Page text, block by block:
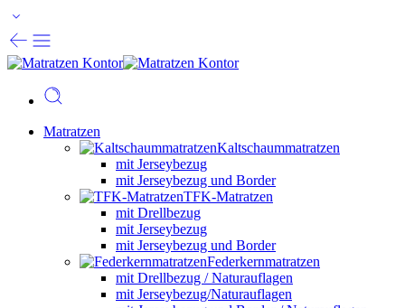
Matratzen
Kaltschaummatratzen
mit Jerseybezug
mit Jerseybezug und Border
TFK-Matratzen
mit Drellbezug
mit Jerseybezug
mit Jerseybezug und Border
Federkernmatratzen
mit Drellbezug / Naturauflagen
mit Jerseybezug/Naturauflagen